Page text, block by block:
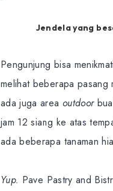
Jendela yang
Pengunjung bisa
melihat beberapa pasang
ada juga area outdoor
jam 12 siang ke atas
ada beberapa tanaman
Yup. Pave Pastry and